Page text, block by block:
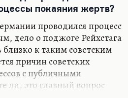
ума, вообразив, что
он, а не Мандельштам».
покаяния жертв?
проводился процесс
дело о поджоге Рейхстага
к таким советским
причин советских
с публичными
ли, это главный вопрос